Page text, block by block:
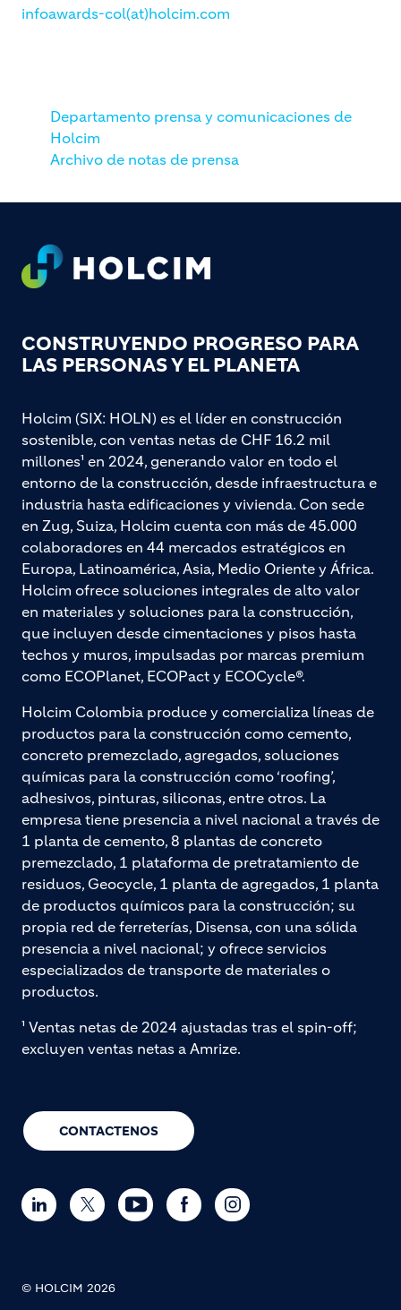
infoawards-col(at)holcim.com
Departamento prensa y comunicaciones de
Holcim
Archivo de notas de prensa
Footer
CONSTRUYENDO PROGRESO PARA
LAS PERSONAS Y EL PLANETA
CONTACTENOS
Holcim (SIX: HOLN) es el líder en construcción
sostenible, con ventas netas de CHF 16.2 mil
millones¹ en 2024, generando valor en todo el
entorno de la construcción, desde infraestructura e
industria hasta edificaciones y vivienda. Con sede
en Zug, Suiza, Holcim cuenta con más de 45.000
colaboradores en 44 mercados estratégicos en
Europa, Latinoamérica, Asia, Medio Oriente y África.
Holcim ofrece soluciones integrales de alto valor
en materiales y soluciones para la construcción,
que incluyen desde cimentaciones y pisos hasta
techos y muros, impulsadas por marcas premium
como ECOPlanet, ECOPact y ECOCycle®.
Holcim Colombia produce y comercializa líneas de
productos para la construcción como cemento,
concreto premezclado, agregados, soluciones
químicas para la construcción como ‘roofing’,
adhesivos, pinturas, siliconas, entre otros. La
empresa tiene presencia a nivel nacional a través de
1 planta de cemento, 8 plantas de concreto
premezclado, 1 plataforma de pretratamiento de
residuos, Geocycle, 1 planta de agregados, 1 planta
de productos químicos para la construcción; su
propia red de ferreterías, Disensa, con una sólida
presencia a nivel nacional; y ofrece servicios
especializados de transporte de materiales o
productos.
¹ Ventas netas de 2024 ajustadas tras el spin-off;
excluyen ventas netas a Amrize.
© HOLCIM 2026